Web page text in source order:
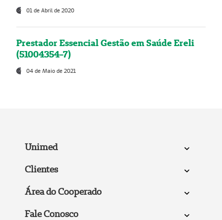
01 de Abril de 2020
Prestador Essencial Gestão em Saúde Ereli
(51004354-7)
04 de Maio de 2021
Unimed
Clientes
Área do Cooperado
Fale Conosco